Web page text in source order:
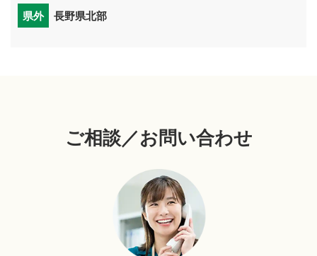
県外
長野県北部
ご相談／お問い合わせ